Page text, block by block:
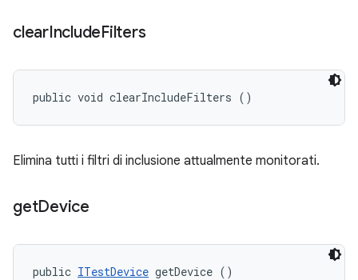
clearIncludeFilters
public void clearIncludeFilters ()
Elimina tutti i filtri di inclusione attualmente monitorati.
getDevice
public ITestDevice getDevice ()